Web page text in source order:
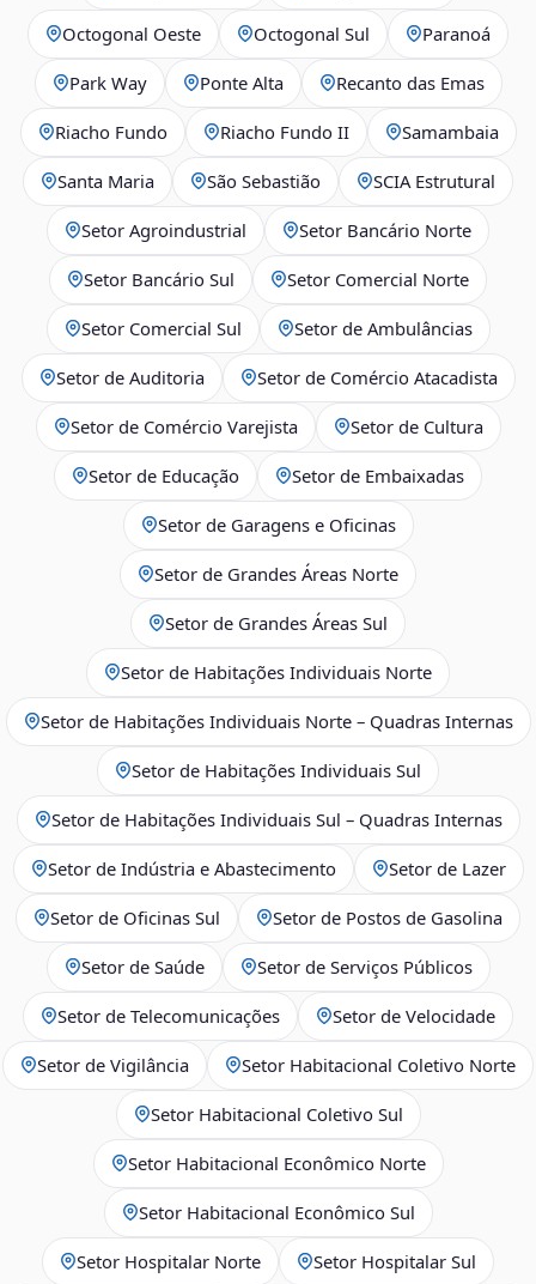
Octogonal Oeste Octogonal Sul Paranoá
Park Way Ponte Alta Recanto das Emas
Riacho Fundo Riacho Fundo II Samambaia
Santa Maria São Sebastião SCIA Estrutural
Setor Agroindustrial Setor Bancário Norte
Setor Bancário Sul Setor Comercial Norte
Setor Comercial Sul Setor de Ambulâncias
Setor de Auditoria Setor de Comércio Atacadista
Setor de Comércio Varejista Setor de Cultura
Setor de Educação Setor de Embaixadas
Setor de Garagens e Oficinas
Setor de Grandes Áreas Norte
Setor de Grandes Áreas Sul
Setor de Habitações Individuais Norte
Setor de Habitações Individuais Norte – Quadras Internas
Setor de Habitações Individuais Sul
Setor de Habitações Individuais Sul – Quadras Internas
Setor de Indústria e Abastecimento Setor de Lazer
Setor de Oficinas Sul Setor de Postos de Gasolina
Setor de Saúde Setor de Serviços Públicos
Setor de Telecomunicações Setor de Velocidade
Setor de Vigilância Setor Habitacional Coletivo Norte
Setor Habitacional Coletivo Sul
Setor Habitacional Econômico Norte
Setor Habitacional Econômico Sul
Setor Hospitalar Norte Setor Hospitalar Sul